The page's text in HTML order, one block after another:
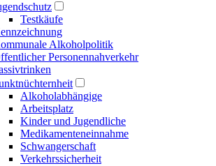
Testkäufe
Alkoholpolitik
Personen­nahverkehr
Alkohol­abhängige
Arbeitsplatz
Kinder und Jugendliche
Medikamenten­einnahme
Schwangerschaft
Verkehrs­sicherheit